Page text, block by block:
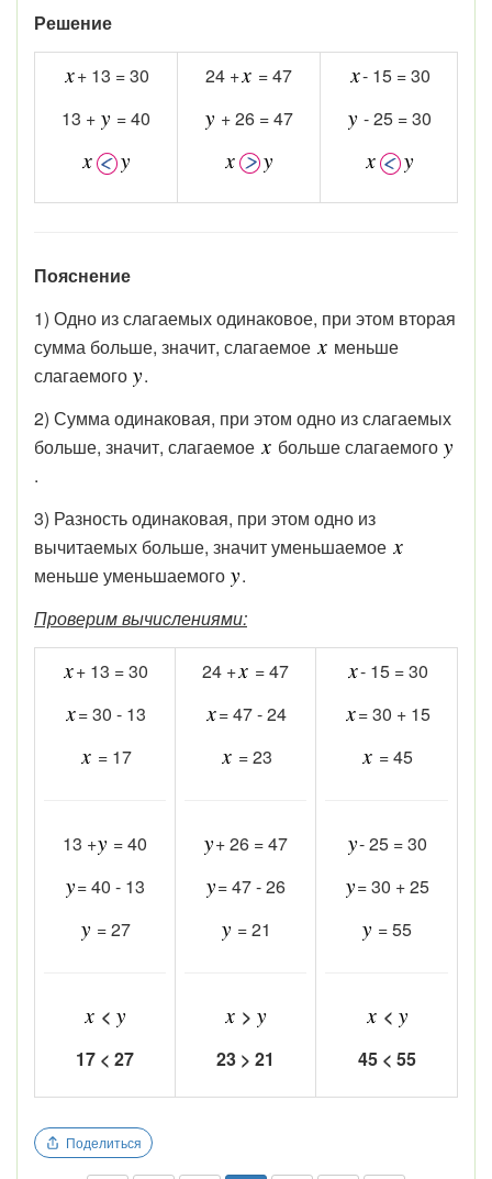
Решение
+ 13 = 30
13 +
= 40
24 +
= 47
+ 26 = 47
- 15 = 30
- 25 = 30
Пояснение
1) Одно из слагаемых одинаковое, при этом вторая
сумма больше, значит, слагаемое
меньше
слагаемого
.
2) Сумма одинаковая, при этом одно из слагаемых
больше, значит, слагаемое
больше слагаемого
.
3) Разность одинаковая, при этом одно из
вычитаемых больше, значит уменьшаемое
меньше уменьшаемого
.
Проверим вычислениями:
+ 13 = 30
= 30 - 13
= 17
13 +
= 40
= 40 - 13
= 27
<
17 < 27
24 +
= 47
= 47 - 24
= 23
+ 26 = 47
= 47 - 26
= 21
>
23 > 21
- 15 = 30
= 30 + 15
= 45
- 25 = 30
= 30 + 25
= 55
<
45 < 55
Поделиться